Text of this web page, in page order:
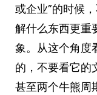
或企业”的时候
解什么东西更重
象。从这个角度
的，不要看它的
甚至两个牛熊周